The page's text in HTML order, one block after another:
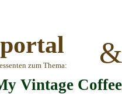
zum Thema:
&
Vintage